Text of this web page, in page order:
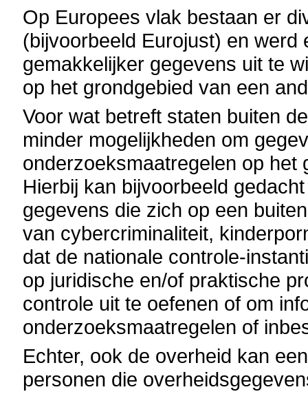
Op Europees vlak bestaan er
(bijvoorbeeld Eurojust) en
gemakkelijker gegevens uit te
op het grondgebied van een
Voor wat betreft staten buiten
minder mogelijkheden om
onderzoeksmaatregelen op het
Hierbij kan bijvoorbeeld
gegevens die zich op een
van cybercriminaliteit,
dat de nationale controle-
op juridische en/of praktische
controle uit te oefenen of om
onderzoeksmaatregelen of
Echter, ook de overheid kan
personen die